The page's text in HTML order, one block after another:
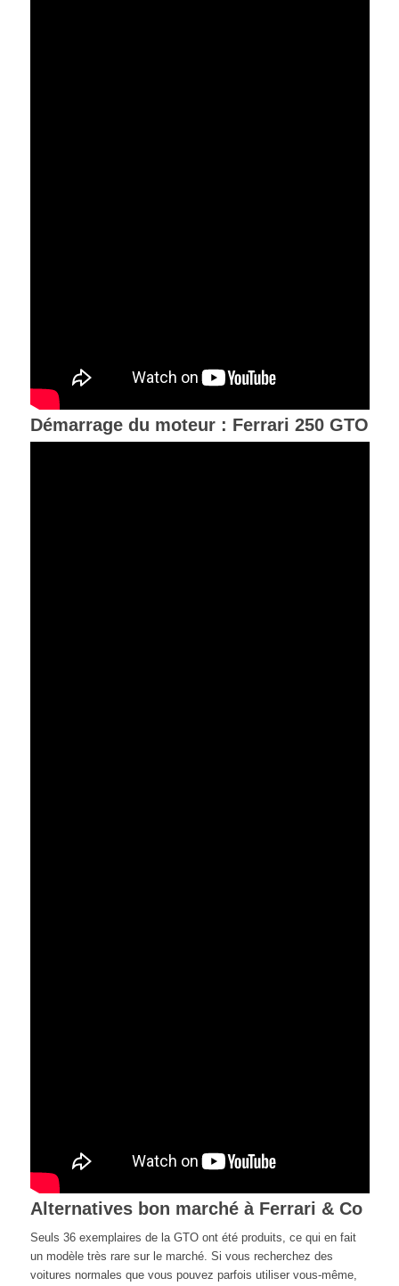
Démarrage du moteur : Ferrari 250 GTO
Alternatives bon marché à Ferrari & Co
Seuls 36 exemplaires de la GTO ont été produits, ce qui en fait
un modèle très rare sur le marché. Si vous recherchez des
voitures normales que vous pouvez parfois utiliser vous-même,